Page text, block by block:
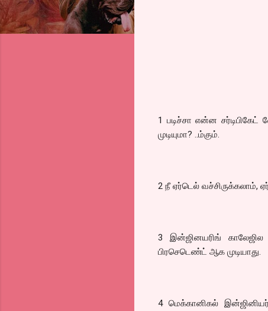
1 படிச்சா என்ன
முடியுமா? ..ம்கும்.
2 நீ ஏர்டெல் வச்சிருக்கலாம்,
3 இன்ஜினயரிங் காலேஜில
பிரசெடெண்ட் ஆக முடியாது.
4 மெக்கானிகல்